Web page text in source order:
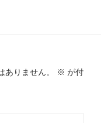
ありません。 ※ が付